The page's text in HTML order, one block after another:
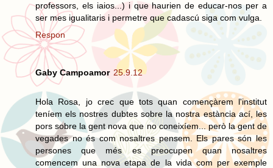
professors, els iaios...) i que haurien de educar-nos per a
ser mes igualitaris i permetre que cadascú siga com vulga.
Respon
Gaby Campoamor 25.9.12
Hola Rosa, jo crec que tots quan començàrem l'institut
teníem els nostres dubtes sobre la nostra estància ací, les
pors sobre la gent nova que no coneixíem... però la gent de
vegades no és com nosaltres pensem. Els pares són les
persones que més es preocupen quan nosaltres
comencem una nova etapa de la vida com per exemple